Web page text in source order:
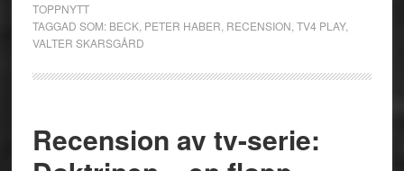
TOPPNYTT
TAGGAD SOM: BECK, PETER HABER RECENSION TV4 PLAY,
VALTER SKARSGÅRD
Recension av tv-serie: